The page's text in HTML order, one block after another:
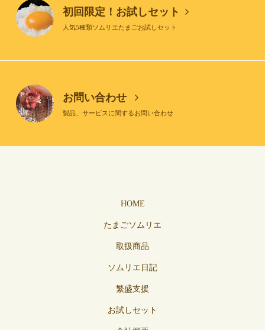
初回限定！お試しセット
人気5種類ソムリエたまごお試しセット
お問い合わせ
製品、サービスに関するお問い合わせ
HOME
たまごソムリエ
取扱商品
ソムリエ日記
繁盛支援
お試しセット